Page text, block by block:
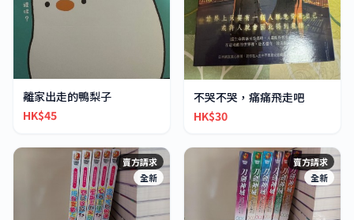
離家出走的鴨梨子
HK$45
不哭不哭，痛痛飛走吧
HK$30
賣方請求
全新
賣方請求
全新